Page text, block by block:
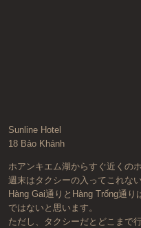
Sunline Hotel
18 Bảo Khánh
ホアンキエム湖からすぐ近くのホ
週末はタクシーの入ってこれな
Hàng Gai通りとHàng Trống通
ではないと思います。
ただし、タクシーだとどこまで